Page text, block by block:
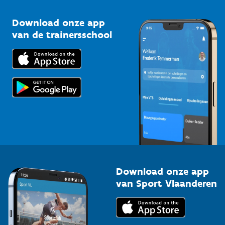
Bedrijven
Trainers en begeleiders
Topsporters
Kennisplatform
Downloads
Voor de pers
Download onze app
van de trainersschool
Download onze app
van Sport Vlaanderen